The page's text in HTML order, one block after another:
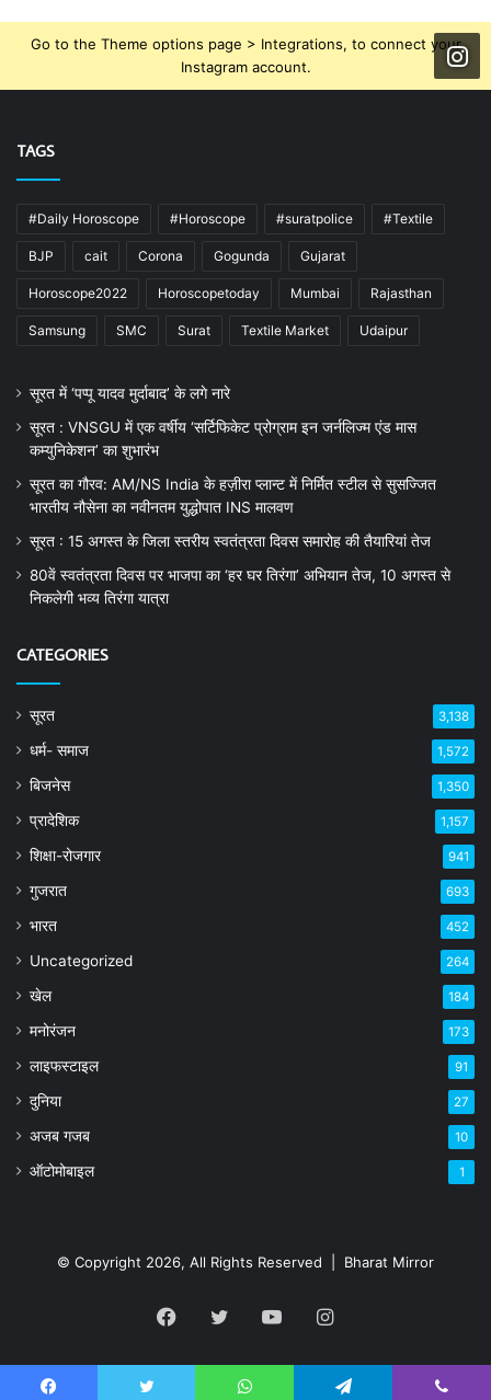
Go to the Theme options page > Integrations, to connect your
Instagram account.
TAGS
#Daily Horoscope #Horoscope #suratpolice #Textile
BJP cait Corona Gogunda Gujarat
Horoscope2022 Horoscopetoday Mumbai Rajasthan
Samsung SMC Surat Textile Market Udaipur
सूरत में ‘पप्पू यादव मुर्दाबाद’ के लगे नारे
सूरत : VNSGU में एक वर्षीय ‘सर्टिफिकेट प्रोग्राम इन जर्नलिज्म एंड मास
कम्युनिकेशन’ का शुभारंभ
सूरत का गौरव: AM/NS India के हज़ीरा प्लान्ट में निर्मित स्टील से सुसज्जित
भारतीय नौसेना का नवीनतम युद्धोपात INS मालवण
सूरत : 15 अगस्त के जिला स्तरीय स्वतंत्रता दिवस समारोह की तैयारियां तेज
80वें स्वतंत्रता दिवस पर भाजपा का ‘हर घर तिरंगा’ अभियान तेज, 10 अगस्त से
निकलेगी भव्य तिरंगा यात्रा
CATEGORIES
सूरत 3,138
धर्म- समाज 1,572
बिजनेस 1,350
प्रादेशिक 1,157
शिक्षा-रोजगार 941
गुजरात 693
भारत 452
Uncategorized 264
खेल 184
मनोरंजन 173
लाइफस्टाइल 91
दुनिया 27
अजब गजब 10
ऑटोमोबाइल 1
© Copyright 2026, All Rights Reserved | Bharat Mirror
Facebook
Twitter YouTubeInstagram